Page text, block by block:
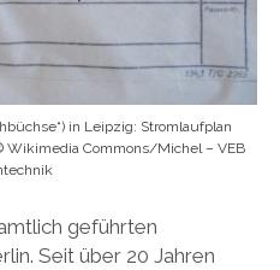
in Leipzig: Stromlaufplan
Commons/Michel – VEB
geführten
Seit über 20 Jahren